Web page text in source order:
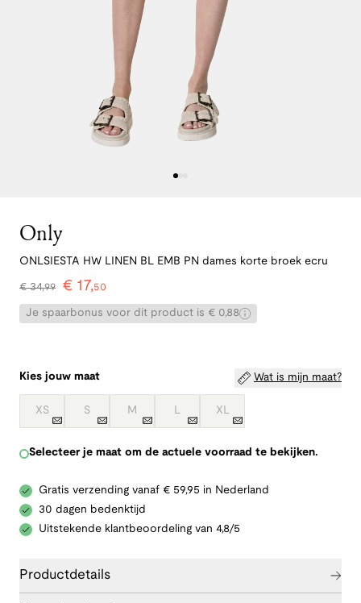
Only
ONLSIESTA HW LINEN BL EMB PN dames korte broek ecru
€34,99 € 17,50
Je spaarbonus voor dit product is € 0,88
Kies jouw maat Wat is mijn maat?
XS S M L XL
Selecteer je maat om de actuele voorraad te bekijken.
Gratis verzending vanaf € 59,95 in Nederland
30 dagen bedenktijd
Uitstekende klantbeoordeling van 4,8/5
Productdetails